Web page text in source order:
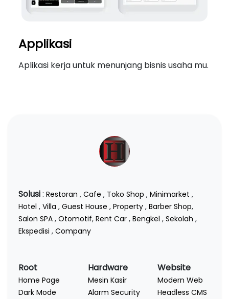
Applikasi
Aplikasi kerja untuk menunjang bisnis usaha mu.
Solusi: Restoran , Cafe , Toko Shop , Minimarket ,
Hotel , Villa , Guest House , Property , Barber Shop,
Salon SPA , Otomotif, Rent Car , Bengkel , Sekolah ,
Ekspedisi , Company
Root
Home Page
Dark Mode
Hardware
Mesin Kasir
Alarm Security
Website
Modern Web
Headless CMS